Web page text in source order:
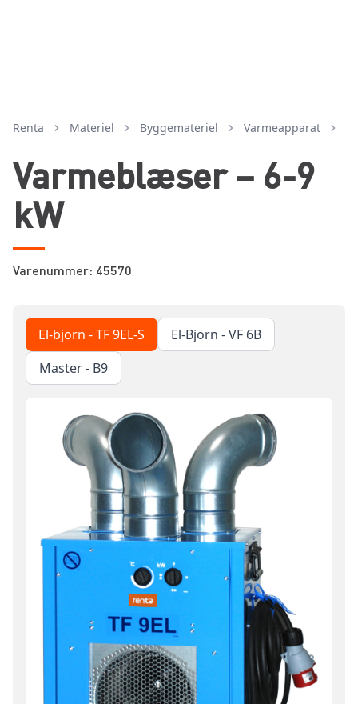
Renta Materiel byggemateriel varmeapparat
Varmeblæser – 6-9
kW
Varenummer: 45570
El-björn - TF 9EL-S
El-Björn - VF 6B
Master - B9